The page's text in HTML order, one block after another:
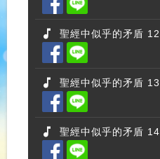
聖經中似乎的矛盾 12
聖經中似乎的矛盾 13
聖經中似乎的矛盾 14